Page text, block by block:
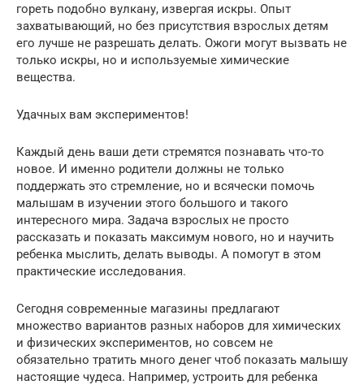
гореть подобно вулкану, извергая искры. Опыт
захватывающий, но без присутствия взрослых детям
его лучше не разрешать делать. Ожоги могут вызвать не
только искры, но и используемые химические
вещества.
Удачных вам экспериментов!
Каждый день ваши дети стремятся познавать что-то
новое. И именно родители должны не только
поддержать это стремление, но и всячески помочь
малышам в изучении этого большого и такого
интересного мира. Задача взрослых не просто
рассказать и показать максимум нового, но и научить
ребенка мыслить, делать выводы. А помогут в этом
практические исследования.
Сегодня современные магазины предлагают
множество вариантов разных наборов для химических
и физических экспериментов, но совсем не
обязательно тратить много денег чтоб показать малышу
настоящие чудеса. Например, устроить для ребенка